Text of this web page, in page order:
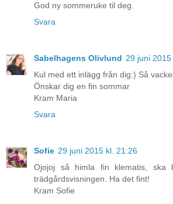
God ny sommeruke til deg.
Svara
Sabelhagens Olivlund 29 juni
Kul med ett inlägg från dig:) Så
Önskar dig en fin sommar
Kram Maria
Svara
Sofie 29 juni 2015 kl. 21:26
Ojojoj så himla fin klematis, ska
trädgårdsvisningen. Ha det fint!
Kram Sofie